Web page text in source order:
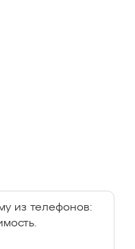
из телефонов: